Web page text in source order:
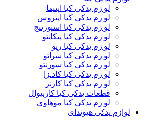
لوازم یدکی کیا اپتیما
لوازم یدکی کیا اپیروس
لوازم یدکی کیا اسپورتیج
لوازم یدکی کیا پیکانتو
لوازم یدکی کیا ریو
لوازم یدکی کیا سراتو
لوازم یدکی کیا سورنتو
لوازم یدکی کیا کادنزا
لوازم یدکی کیا کارنز
قطعات یدکی کیا کارنیوال
لوازم یدکی کیا موهاوی
لوازم یدکی هیوندای